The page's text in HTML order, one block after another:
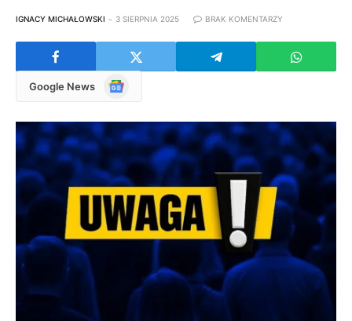
IGNACY MICHAŁOWSKI 3 SIERPNIA 2025 BRAK KOMENTARZY
Google News
Google